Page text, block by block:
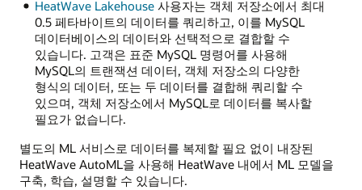
HeatWave Lakehouse사용자는 객체 저장소에서 최대
0.5 페타바이트의 데이터를 쿼리하고, 이를 MySQL
데이터베이스의 데이터와 선택적으로 결합할 수
있습니다. 고객은 표준 MySQL 명령어를 사용해
MySQL의 트랜잭션 데이터, 객체 저장소의 다양한
형식의 데이터, 또는 두 데이터를 결합해 쿼리할 수
있으며, 객체 저장소에서 MySQL로 데이터를 복사할
필요가 없습니다.
별도의 ML 서비스로 데이터를 복제할 필요 없이 내장된
HeatWave AutoML을 사용해 HeatWave 내에서 ML 모델을
구축, 학습, 설명할 수 있습니다.